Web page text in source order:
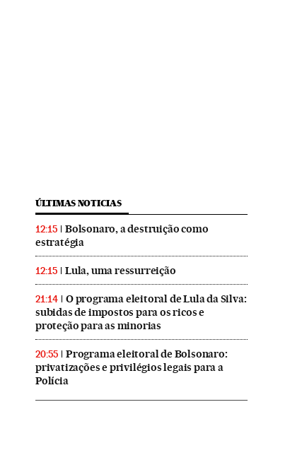
ÚLTIMAS NOTICIAS
12:15
Bolsonaro, a destruição como
estratégia
12:15 Lula, uma ressurreição
21:14
O programa eleitoral de Lula da Silva:
subidas de impostos para os ricos e
proteção para as minorias
20:55
Programa eleitoral de Bolsonaro:
privatizações e privilégios legais para a
Polícia